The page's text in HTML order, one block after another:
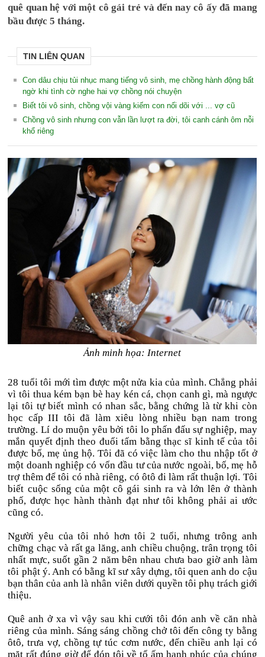
quê quan hệ với một cô gái trẻ và đến nay cô ấy đã mang
bầu được 5 tháng.
TIN LIÊN QUAN
Con dâu chịu tủi nhục mang tiếng vô sinh, mẹ chồng hành động bất
ngờ khi tình cờ nghe hai vợ chồng nói chuyện
Biết tôi vô sinh, chồng vội vàng kiếm con nối dõi với ... vợ cũ
Chồng vô sinh nhưng con vẫn lần lượt ra đời, tôi canh cánh ôm nỗi
khổ riêng
Ảnh minh họa: Internet
28 tuổi tôi mới tìm được một nửa kia của mình. Chẳng phải
vì tôi thua kém bạn bè hay kén cá, chọn canh gì, mà ngược
lại tôi tự biết mình có nhan sắc, bằng chứng là từ khi còn
học cấp III tôi đã làm xiêu lòng nhiều bạn nam trong
trường. Lí do muộn yêu bởi tôi lo phấn đấu sự nghiệp, may
mắn quyết định theo đuổi tấm bằng thạc sĩ kinh tế của tôi
được bố, mẹ ủng hộ. Tôi đã có việc làm cho thu nhập tốt ở
một doanh nghiệp có vốn đầu tư của nước ngoài, bố, mẹ hỗ
trợ thêm để tôi có nhà riêng, có ôtô đi làm rất thuận lợi. Tôi
biết cuộc sống của một cô gái sinh ra và lớn lên ở thành
phố, được học hành thành đạt như tôi không phải ai ước
cũng có.
Người yêu của tôi nhỏ hơn tôi 2 tuổi, nhưng trông anh
chững chạc và rất ga lăng, anh chiều chuộng, trân trọng tôi
nhất mực, suốt gần 2 năm bên nhau chưa bao giờ anh làm
tôi phật ý. Anh có bằng kĩ sư xây dựng, tôi quen anh do cậu
bạn thân của anh là nhân viên dưới quyền tôi phụ trách giới
thiệu.
Quê anh ở xa vì vậy sau khi cưới tôi đón anh về căn nhà
riêng của mình. Sáng sáng chồng chở tôi đến công ty bằng
ôtô, trưa vợ, chồng tự túc cơm nước, đến chiều anh lại có
mặt rất đúng giờ để đón tôi về tổ ấm hạnh phúc của chúng